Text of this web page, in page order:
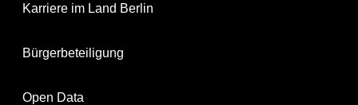
Karriere im Land Berlin
Bürgerbeteiligung
Open Data